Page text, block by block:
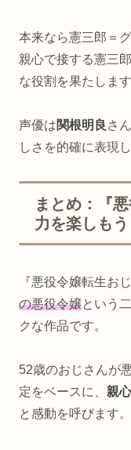
本来なら憲三郎＝
親心で接する憲三
な役割を果たします
声優は関根明良 さ
しさを的確に表現
まとめ：『
力を楽しもう
『悪役令嬢転生お
の悪役令嬢という
クな作品です。
52歳のおじさんが
定をベースに、 親心
と感動を呼びます。